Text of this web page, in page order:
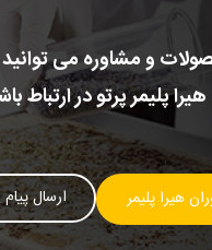
و مشاوره می توانید
هیرا پلیمر پرتو در ارتباط
هیرا پلیمر ارسال پیام